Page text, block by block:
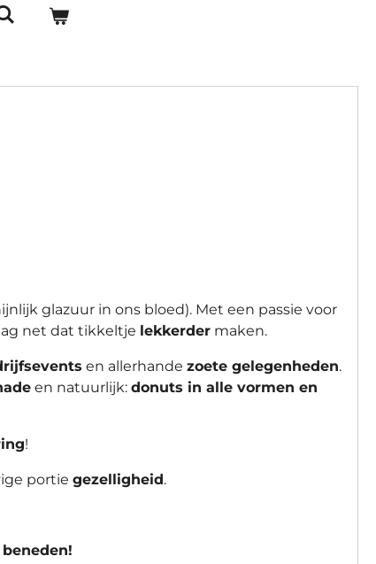
glazuur in ons bloed). Met een passie voor
net dat tikkeltje lekkerder maken.
en allerhande zoete gelegenheden.
en natuurlijk: donuts in alle vormen en
!
portie gezelligheid.